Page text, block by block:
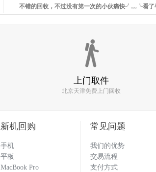
估价比其他平台高 打款效率快 机器回收找多科！！
回收闲置的手机必选多科 打款效率快 估价也比其他
上门取件
北京天津免费上门回收
常见问题
我们的优势
交易流程
支付方式
新机回购
手机
平板
MacBook Pro